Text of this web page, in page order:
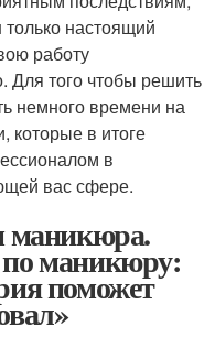
только настоящий
работу
Для того чтобы решить
немного времени на
которые в итоге
в
вас сфере.
маникюра.
маникюру:
поможет